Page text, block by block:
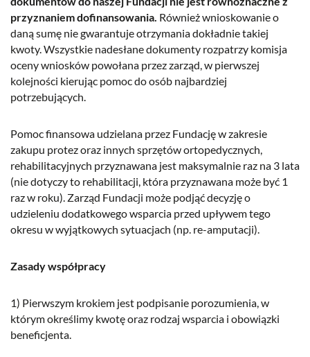
przyznaniem dofinansowania. Również wnioskowanie o
daną sumę nie gwarantuje otrzymania dokładnie takiej
kwoty. Wszystkie nadesłane dokumenty rozpatrzy komisja
oceny wniosków powołana przez zarząd, w pierwszej
kolejności kierując pomoc do osób najbardziej
potrzebujących.
Pomoc finansowa udzielana przez Fundację w zakresie
zakupu protez oraz innych sprzętów ortopedycznych,
rehabilitacyjnych przyznawana jest maksymalnie raz na 3 lata
(nie dotyczy to rehabilitacji, która przyznawana może być 1
raz w roku). Zarząd Fundacji może podjąć decyzję o
udzieleniu dodatkowego wsparcia przed upływem tego
okresu w wyjątkowych sytuacjach (np. re-amputacji).
Zasady współpracy
1) Pierwszym krokiem jest podpisanie porozumienia, w
którym określimy kwotę oraz rodzaj wsparcia i obowiązki
beneficjenta.